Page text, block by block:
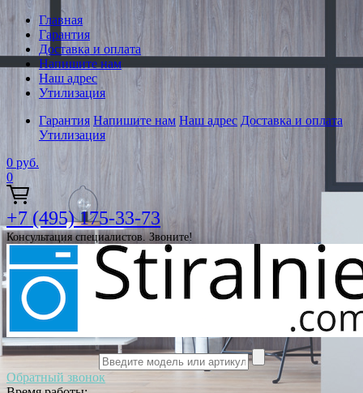
Главная
Гарантия
Доставка и оплата
Напишите нам
Наш адрес
Утилизация
Гарантия Напишите нам Наш адрес Доставка и оплата
Утилизация
0 руб.
0
+7 (495) 175-33-73
Консультация специалистов. Звоните!
Обратный звонок